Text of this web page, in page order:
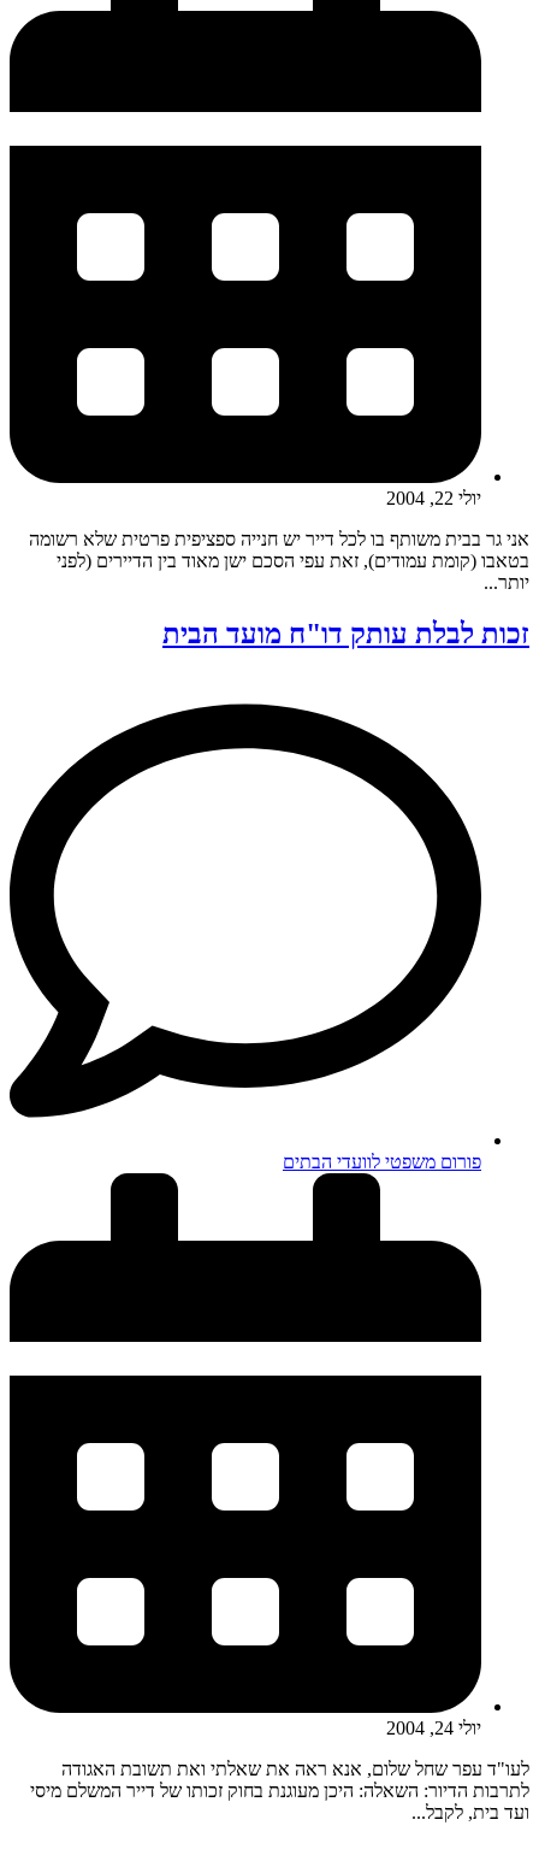
יולי 22, 2004
אני גר בבית משותף בו לכל דייר יש חנייה ספציפית פרטית שלא רשומה
בטאבו (קומת עמודים), זאת עפי הסכם ישן מאוד בין הדיירים (לפני
יותר...
זכות לבלת עותק דו"ח מועד הבית
פורום משפטי לוועדי הבתים
יולי 24, 2004
לעו"ד עפר שחל שלום, אנא ראה את שאלתי ואת תשובת האגודה
לתרבות הדיור: השאלה: היכן מעוגנת בחוק זכותו של דייר המשלם מיסי
ועד בית, לקבל...